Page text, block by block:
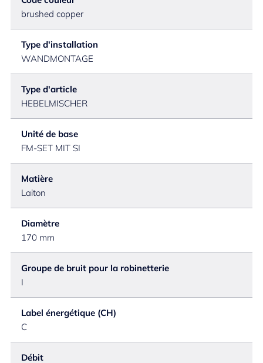
brushed copper
Type d'installation
WANDMONTAGE
Type d'article
HEBELMISCHER
Unité de base
FM-SET MIT SI
Matière
Laiton
Diamètre
170 mm
Groupe de bruit pour la robinetterie
I
Label énergétique (CH)
C
Débit